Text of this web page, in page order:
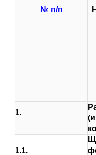
№ п/п
1.
1.1.